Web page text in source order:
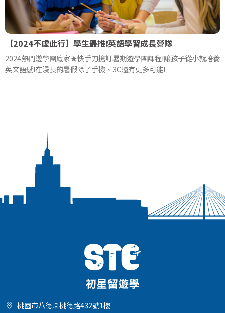
【2024不虛此行】學生最推❗英語學習成長營隊
2024熱門遊學團底家★快手刀搶訂暑期遊學團課程!讓孩子從小就培養
英文語感!在漫長的暑假除了手機、3C還有更多可能!
桃園市八德區桃德路432號1樓